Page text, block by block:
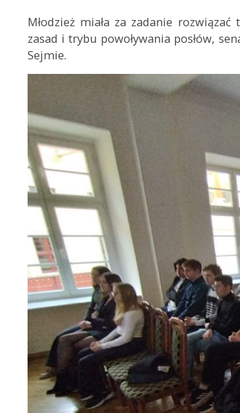
Młodzież miała za zadanie
zasad i trybu powoływania posłów,
Sejmie.